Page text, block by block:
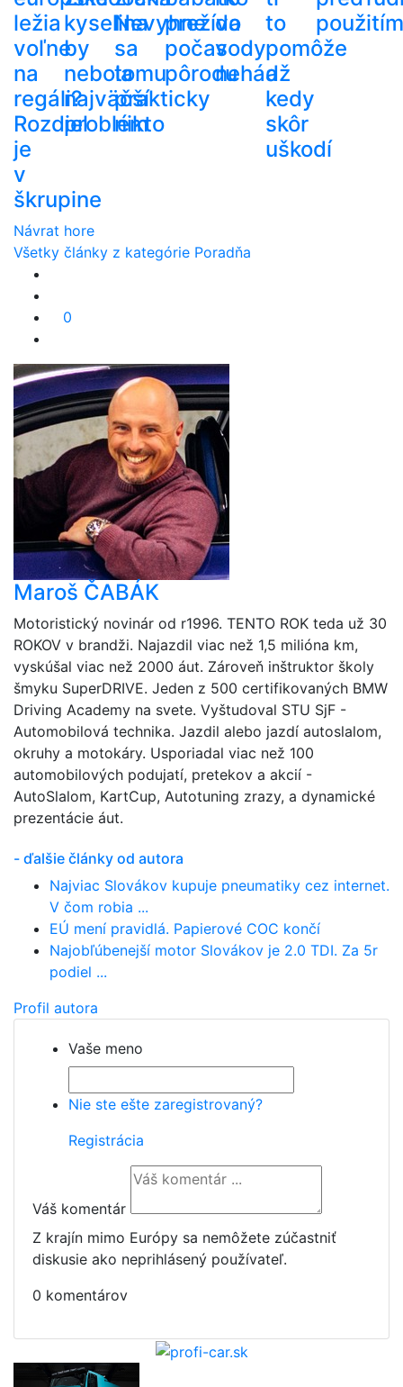
ležia
voľne
na
regáli?
Rozdiel
je
v
škrupine
kyselina
by
nebola
najväčší
problém
Nevyhne
sa
tomu
prakticky
nikto
prežíva
počas
pôrodu
do
vody
nehádž
to
pomôže
a
kedy
skôr
uškodí
použitím
Návrat hore
Všetky články z kategórie Poradňa
0
Maroš ČABÁK
Motoristický novinár od r1996. TENTO ROK teda už 30
ROKOV v brandži. Najazdil viac než 1,5 milióna km,
vyskúšal viac než 2000 áut. Zároveň inštruktor školy
šmyku SuperDRIVE. Jeden z 500 certifikovaných BMW
Driving Academy na svete. Vyštudoval STU SjF -
Automobilová technika. Jazdil alebo jazdí autoslalom,
okruhy a motokáry. Usporiadal viac než 100
automobilových podujatí, pretekov a akcií -
AutoSlalom, KartCup, Autotuning zrazy, a dynamické
prezentácie áut.
- ďalšie články od autora
Najviac Slovákov kupuje pneumatiky cez internet.
V čom robia ...
EÚ mení pravidlá. Papierové COC končí
Najobľúbenejší motor Slovákov je 2.0 TDI. Za 5r
podiel ...
Profil autora
Vaše meno
Nie ste ešte zaregistrovaný?
Registrácia
Váš komentár
Z krajín mimo Európy sa nemôžete zúčastniť
diskusie ako neprihlásený používateľ.
0 komentárov